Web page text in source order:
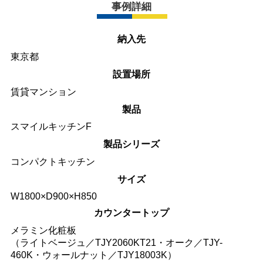
事例詳細
納入先
東京都
設置場所
賃貸マンション
製品
スマイルキッチンF
製品シリーズ
コンパクトキッチン
サイズ
W1800×D900×H850
カウンタートップ
メラミン化粧板
（ライトベージュ／TJY2060KT21・オーク／TJY-
460K・ウォールナット／TJY18003K）